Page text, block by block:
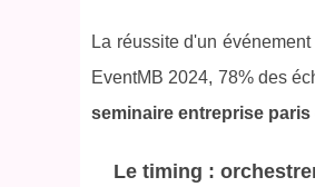
La réussite d'un
EventMB 2024, 78% des
seminaire entreprise paris
Le timing :